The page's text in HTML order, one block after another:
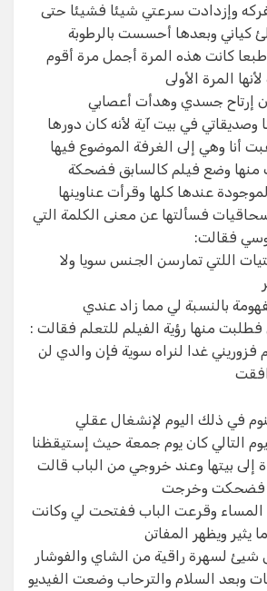
وإزدادت سرعتي شيئا فشيئا حتى
كياني وبعدها أحسست بالرطوبة
كانت هذه المرة أجمل مرة أقوم
المرة الأولى
إرتاح جسدي وهدأت أعصابي
وصديقاتي في بيت آية لأنه كان دورها
أنا وهي إلى الغرفة الموضوع فيها
منها وضع فيلم كالسابق فضحكة
عندها كلها وقرأت عناوينها
فسألتها عن معنى الكلمة التي
فقالت:
اللتي تمارسن الجنس سويا ولا
بالنسبة لي مما زاد عندي
منها رؤية الفيلم للتعلم فقالت :
فزوريني غدا لنراه سوية فإن والدي لن
في ذلك اليوم لإنشغال عقلي
التالي كان يوم جمعة حيث إستيقظنا
إلى بيتها وعند خروجي من الباب قالت
فضحكت وخرجت
المساء وقرعت الباب ففتحت لي وكانت
ويظهر المفاتن
لسهرة راقية من الشاي والفوشار
وبعد السلام والترحاب وضعت الفيديو